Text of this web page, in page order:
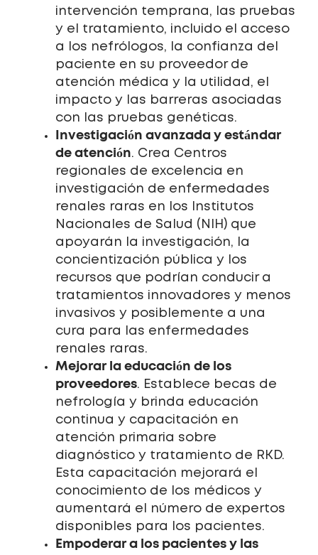
intervención temprana, las pruebas
y el tratamiento, incluido el acceso
a los nefrólogos, la confianza del
paciente en su proveedor de
atención médica y la utilidad, el
impacto y las barreras asociadas
con las pruebas genéticas.
Investigación avanzada y estándar
de atención. Crea Centros
regionales de excelencia en
investigación de enfermedades
renales raras en los Institutos
Nacionales de Salud (NIH) que
apoyarán la investigación, la
concientización pública y los
recursos que podrían conducir a
tratamientos innovadores y menos
invasivos y posiblemente a una
cura para las enfermedades
renales raras.
Mejorar la educación de los
proveedores. Establece becas de
nefrología y brinda educación
continua y capacitación en
atención primaria sobre
diagnóstico y tratamiento de RKD.
Esta capacitación mejorará el
conocimiento de los médicos y
aumentará el número de expertos
disponibles para los pacientes.
Empoderar a los pacientes y las